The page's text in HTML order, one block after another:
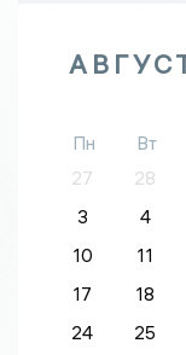
Пн Вт
27
28
3
4
10
11
17
18
24
25